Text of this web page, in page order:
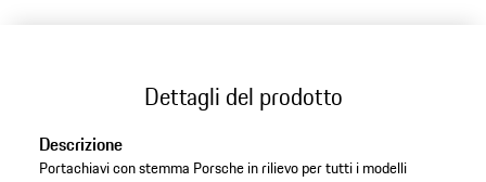
Dettagli del prodotto
Descrizione
Portachiavi con stemma Porsche in rilievo per tutti i modelli